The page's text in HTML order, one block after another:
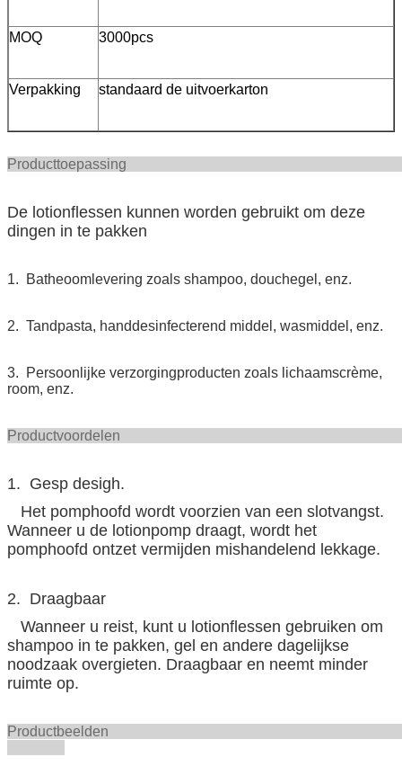
MOQ 3000pcs
Verpakking standaard de uitvoerkarton
De lotionflessen kunnen worden gebruikt om deze
dingen in te pakken
1. Batheoomlevering zoals shampoo, douchegel, enz.
2. Tandpasta, handdesinfecterend middel, wasmiddel, enz.
3. Persoonlijke verzorgingproducten zoals lichaamscrème,
room, enz.
1. Gesp desigh.
Het pomphoofd wordt voorzien van een slotvangst.
Wanneer u de lotionpomp draagt, wordt het
pomphoofd ontzet vermijden mishandelend lekkage.
2. Draagbaar
Wanneer u reist, kunt u lotionflessen gebruiken om
shampoo in te pakken, gel en andere dagelijkse
noodzaak overgieten. Draagbaar en neemt minder
ruimte op.